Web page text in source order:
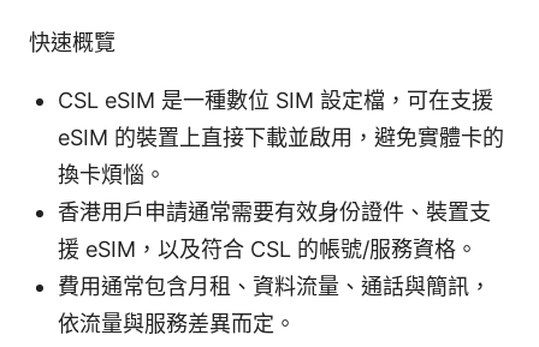
快速概覽
CSL eSIM 是一種數位 SIM 設定檔，可在支援
eSIM 的裝置上直接下載並啟用，避免實體卡的
換卡煩惱。
香港用戶申請通常需要有效身份證件、裝置支
援 eSIM，以及符合 CSL 的帳號/服務資格。
費用通常包含月租、資料流量、通話與簡訊，
依流量與服務差異而定。